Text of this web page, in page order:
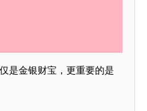
是金银财宝，更重要的是